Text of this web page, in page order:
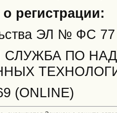
регистрации:
ЭЛ № ФС
СЛУЖБА ПО
(ONLINE)